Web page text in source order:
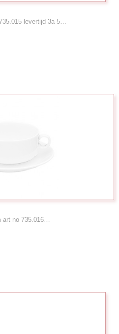
levertijd 3a 5…
no 735.016…